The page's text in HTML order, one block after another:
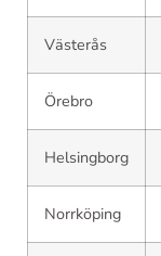
Västerås
Örebro
Helsingborg
Norrköping